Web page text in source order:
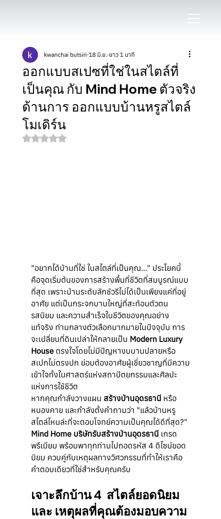
ออกแบบสเปซที่ใช่ในสไตล์ที่
เป็นคุณ กับ Mind Home ตัวจริง
ด้านการ ออกแบบบ้านหรูสไตล์
โมเดิร์น
kwanchai butsiri 18 มิ.ย. ยาว 1 นาที
ได้รับ NaN เต็ม 5 ดาว
"อยากได้บ้านที่ใช่ ในสไตล์ที่เป็นคุณ..." ประโยคนี้
คือจุดเริ่มต้นของการสร้างพื้นที่ชีวิตที่สมบูรณ์แบบ
ที่สุด เพราะบ้านระดับลักชัวรีไม่ได้เป็นเพียงแค่ที่อยู่
อาศัย แต่เป็นกระจกบานใหญ่ที่สะท้อนตัวตน
รสนิยม และความสำเร็จในชีวิตของคุณอย่าง
แท้จริง ท่ามกลางตัวเลือกมากมายในปัจจุบัน การ
จะเปลี่ยนที่ดินเปล่าให้กลายเป็น Modern Luxury
House ตรงใจโดยไม่มีปัญหางบบานปลายหรือ
สเปกไม่ตรงปก ย่อมต้องอาศัยผู้เชี่ยวชาญที่มีความ
เข้าใจทั้งในศาสตร์แห่งสถาปัตยกรรมและศิลปะ
แห่งการใช้ชีวิต
หากคุณกำลังวางแผน สร้างบ้านอุดรธานี หรือ
หนองคาย และกำลังตั้งคำถามว่า "แล้วบ้านหรู
สไตล์ไหนล่ะที่จะตอบโจทย์ความเป็นคุณได้ดีที่สุด?"
Mind Home บริษัทรับสร้างบ้านอุดรธานี เกรด
พรีเมียม พร้อมพาทุกท่านไปถอดรหัส 4 ดีไซน์ยอด
นิยม ควบคู่กับเหตุผลทางวิศวกรรมที่ทำให้เราคือ
คำตอบเดียวที่ใช่สำหรับคุณครับ
เจาะลึกบ้าน 4  สไตล์ยอดนิยม
และ เหตุผลที่คุณต้องมอบความ